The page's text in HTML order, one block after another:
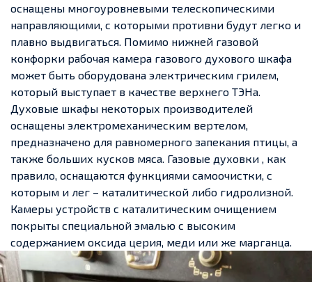
оснащены многоуровневыми телескопическими
направляющими, с которыми противни будут легко и
плавно выдвигаться. Помимо нижней газовой
конфорки рабочая камера газового духового шкафа
может быть оборудована электрическим грилем,
который выступает в качестве верхнего ТЭНа.
Духовые шкафы некоторых производителей
оснащены электромеханическим вертелом,
предназначено для равномерного запекания птицы, а
также больших кусков мяса. Газовые духовки , как
правило, оснащаются функциями самоочистки, с
которым и лег – каталитической либо гидролизной.
Камеры устройств с каталитическим очищением
покрыты специальной эмалью с высоким
содержанием оксида церия, меди или же марганца.